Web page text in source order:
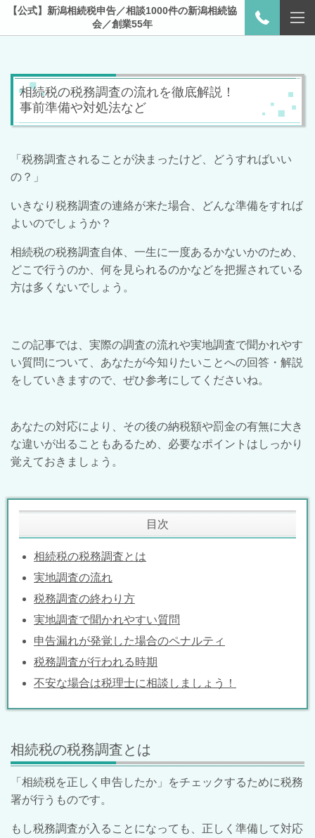
【公式】新潟相続税申告／相談1000件の新潟相続協
会／創業55年
相続税の税務調査の流れを徹底解説！
事前準備や対処法など
「税務調査されることが決まったけど、どうすればいい
の？」
いきなり税務調査の連絡が来た場合、どんな準備をすれば
よいのでしょうか？
相続税の税務調査自体、一生に一度あるかないかのため、
どこで行うのか、何を見られるのかなどを把握されている
方は多くないでしょう。
この記事では、実際の調査の流れや実地調査で聞かれやす
い質問について、あなたが今知りたいことへの回答・解説
をしていきますので、ぜひ参考にしてくださいね。
あなたの対応により、その後の納税額や罰金の有無に大き
な違いが出ることもあるため、必要なポイントはしっかり
覚えておきましょう。
目次
相続税の税務調査とは
実地調査の流れ
税務調査の終わり方
実地調査で聞かれやすい質問
申告漏れが発覚した場合のペナルティ
税務調査が行われる時期
不安な場合は税理士に相談しましょう！
相続税の税務調査とは
「相続税を正しく申告したか」をチェックするために税務
署が行うものです。
もし税務調査が入ることになっても、正しく準備して対応